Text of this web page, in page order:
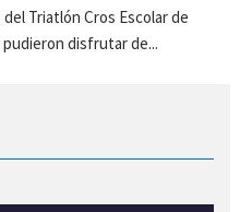
Triatlón Cros Escolar de
disfrutar de...